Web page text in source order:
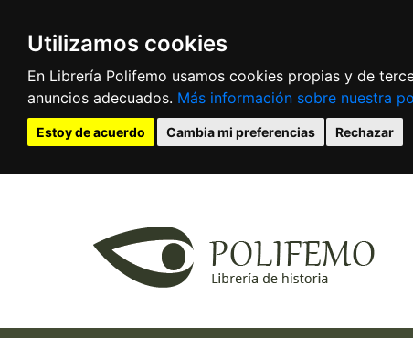
Utilizamos cookies
En Librería Polifemo usamos cookies propias y de
anuncios adecuados. Más información sobre nuestra
Estoy de acuerdo Cambia mi preferencias Rechazar